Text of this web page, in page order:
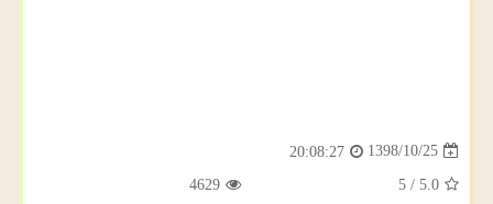
1398/10/25
20:08:27
5.0
/
5
4629